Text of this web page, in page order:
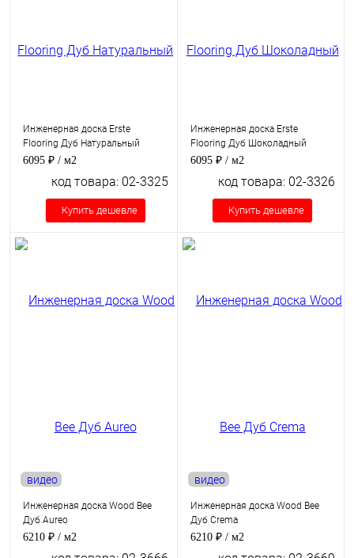
Инженерная доска Erste
Flooring Дуб Натуральный
6095 ₽ / м2
код товара: 02-3325
Купить дешевле
Инженерная доска Erste
Flooring Дуб Шоколадный
6095 ₽ / м2
код товара: 02-3326
Купить дешевле
видео
Инженерная доска Wood Bee
Дуб Aureo
6210 ₽ / м2
видео
Инженерная доска Wood Bee
Дуб Crema
6210 ₽ / м2